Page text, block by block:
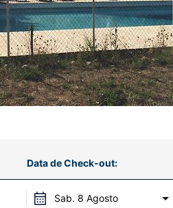
Data de Check-out:
Sab. 8 Agosto